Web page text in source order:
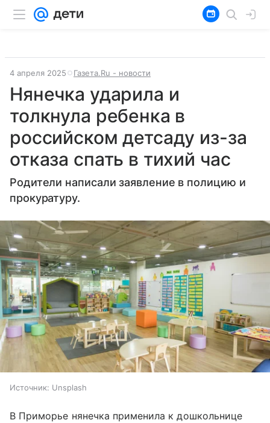
4 апреля 2025 Газета.Ru - новости
Нянечка ударила и
толкнула ребенка в
российском детсаду из-за
отказа спать в тихий час
Родители написали заявление в полицию и
прокуратуру.
Источник: Unsplash
В Приморье нянечка применила к дошкольнице